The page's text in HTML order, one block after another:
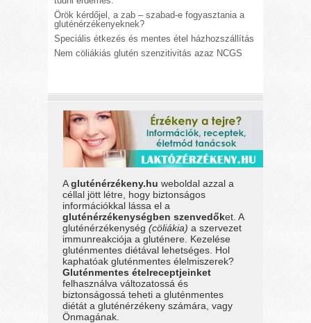
Örök kérdőjel, a zab – szabad-e fogyasztania a
gluténérzékenyeknek?
Speciális étkezés és mentes étel házhozszállítás
Nem cöliákiás glutén szenzitivitás azaz NCGS
Agluténérzékeny.hu weboldal azzal a
céllal jött létre, hogy biztonságos
információkkal lássa el a
gluténérzékenységben szenvedőket. A
gluténérzékenység(cöliákia) a szervezet
immunreakciója a gluténere. Kezelése
gluténmentes diétával lehetséges. Hol
kaphatóak gluténmentes élelmiszerek?
Gluténmentes ételreceptjeinket
felhasználva változatossá és
biztonságossá teheti a gluténmentes
diétát a gluténérzékeny számára, vagy
Önmagának.